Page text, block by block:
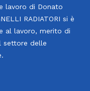
lavoro di Donato
RADIATORI si è
al lavoro, merito di
settore delle